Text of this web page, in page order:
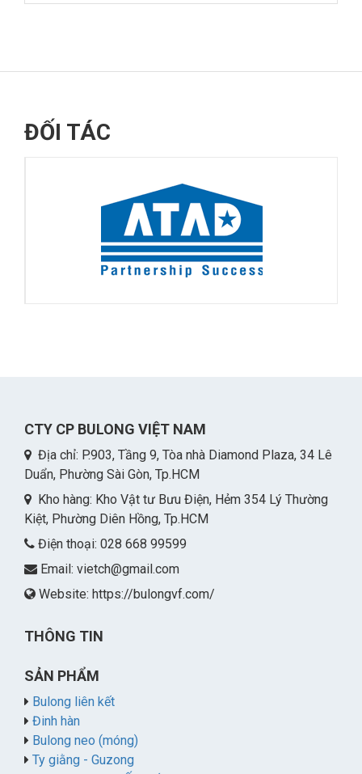
ĐỐI TÁC
CTY CP BULONG VIỆT NAM
Địa chỉ: P.903, Tầng 9, Tòa nhà Diamond Plaza, 34 Lê
Duẩn, Phường Sài Gòn, Tp.HCM
Kho hàng: Kho Vật tư Bưu Điện, Hẻm 354 Lý Thường
Kiệt, Phường Diên Hồng, Tp.HCM
Điện thoại: 028 668 99599
Email: vietch@gmail.com
Website: https://bulongvf.com/
THÔNG TIN
SẢN PHẨM
Bulong liên kết
Đinh hàn
Bulong neo (móng)
Ty giằng - Guzong